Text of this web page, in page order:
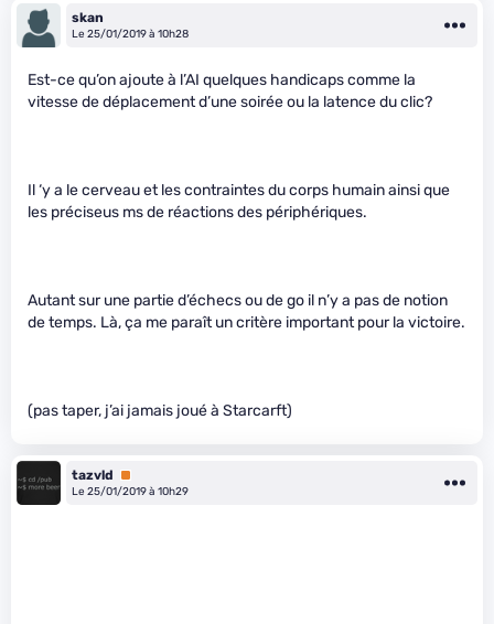
skan
Le 25/01/2019 à 10h28
Est-ce qu’on ajoute à l’AI quelques handicaps comme la
vitesse de déplacement d’une soirée ou la latence du clic?
Il ‘y a le cerveau et les contraintes du corps humain ainsi que
les préciseus ms de réactions des périphériques.
Autant sur une partie d’échecs ou de go il n’y a pas de notion
de temps. Là, ça me paraît un critère important pour la victoire.
(pas taper, j’ai jamais joué à Starcarft)
tazvld
Premium
Le 25/01/2019 à 10h29